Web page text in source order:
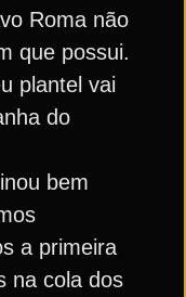
Roma não
que possui.
plantel vai
do
bem
a primeira
na cola dos